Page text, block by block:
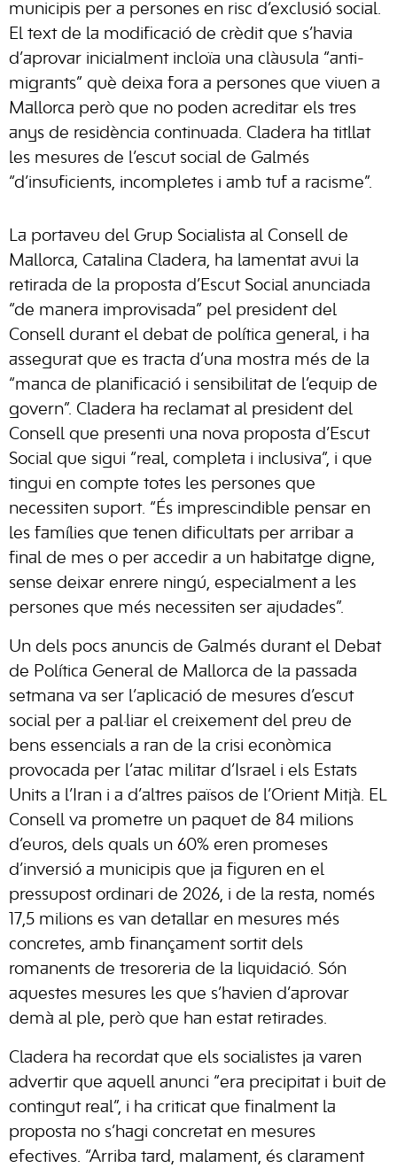
municipis per a persones en risc d’exclusió social.
El text de la modificació de crèdit que s’havia
d’aprovar inicialment incloïa una clàusula “anti-
migrants” què deixa fora a persones que viuen a
Mallorca però que no poden acreditar els tres
anys de residència continuada. Cladera ha titllat
les mesures de l’escut social de Galmés
“d’insuficients, incompletes i amb tuf a racisme”.
La portaveu del Grup Socialista al Consell de
Mallorca, Catalina Cladera, ha lamentat avui la
retirada de la proposta d’Escut Social anunciada
“de manera improvisada” pel president del
Consell durant el debat de política general, i ha
assegurat que es tracta d’una mostra més de la
“manca de planificació i sensibilitat de l’equip de
govern”. Cladera ha reclamat al president del
Consell que presenti una nova proposta d’Escut
Social que sigui “real, completa i inclusiva”, i que
tingui en compte totes les persones que
necessiten suport. “És imprescindible pensar en
les famílies que tenen dificultats per arribar a
final de mes o per accedir a un habitatge digne,
sense deixar enrere ningú, especialment a les
persones que més necessiten ser ajudades”.
Un dels pocs anuncis de Galmés durant el Debat
de Política General de Mallorca de la passada
setmana va ser l’aplicació de mesures d’escut
social per a pal·liar el creixement del preu de
bens essencials a ran de la crisi econòmica
provocada per l’atac militar d’Israel i els Estats
Units a l’Iran i a d’altres països de l’Orient Mitjà. EL
Consell va prometre un paquet de 84 milions
d’euros, dels quals un 60% eren promeses
d’inversió a municipis que ja figuren en el
pressupost ordinari de 2026, i de la resta, només
17,5 milions es van detallar en mesures més
concretes, amb finançament sortit dels
romanents de tresoreria de la liquidació. Són
aquestes mesures les que s’havien d’aprovar
demà al ple, però que han estat retirades.
Cladera ha recordat que els socialistes ja varen
advertir que aquell anunci “era precipitat i buit de
contingut real”, i ha criticat que finalment la
proposta no s’hagi concretat en mesures
efectives. “Arriba tard, malament, és clarament